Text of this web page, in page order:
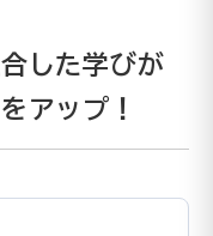
した学びが
アップ！